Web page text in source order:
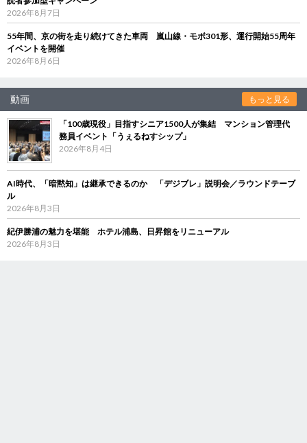
2026年8月7日
55年間、京の街を走り続けてきた車両 嵐山線・モボ301形、運行開始55周年
イベントを開催
2026年8月6日
動画 もっと見る
「100歳現役」目指すシニア1500人が集結 マンション管理代
務員イベント「うぇるねすシップ」
2026年8月4日
AI時代、「暗黙知」は継承できるのか 「デジブレ」説明会／ラウンドテーブ
ル
2026年8月3日
紀伊勝浦の魅力を堪能 ホテル浦島、日昇館をリニューアル
2026年8月3日